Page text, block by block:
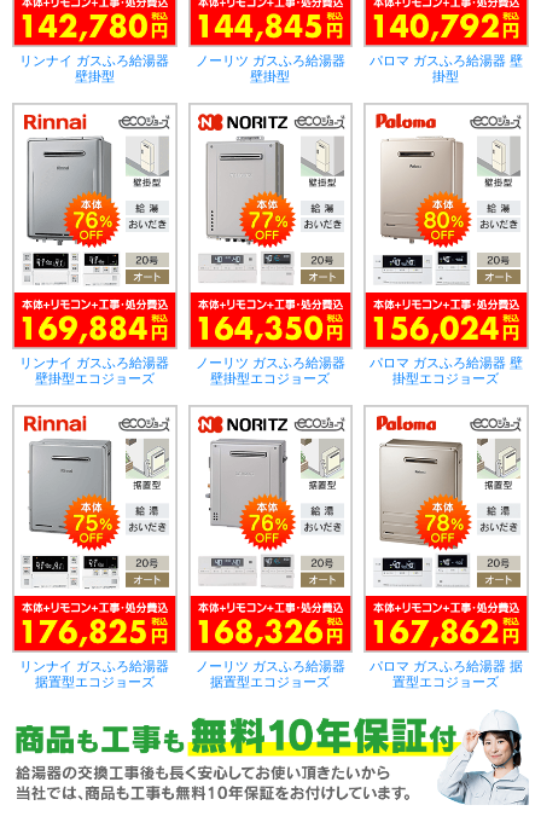
リンナイ ガスふろ給湯器
壁掛型
ノーリツ ガスふろ給湯器
壁掛型
パロマ ガスふろ給湯器 壁
掛型
リンナイ ガスふろ給湯器
壁掛型エコジョーズ
ノーリツ ガスふろ給湯器
壁掛型エコジョーズ
パロマ ガスふろ給湯器 壁
掛型エコジョーズ
リンナイ ガスふろ給湯器
据置型エコジョーズ
ノーリツ ガスふろ給湯器
据置型エコジョーズ
パロマ ガスふろ給湯器 据
置型エコジョーズ